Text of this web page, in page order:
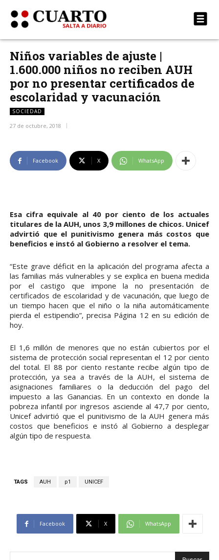
Niños variables de ajuste |
1.600.000 niños no reciben AUH
por no presentar certificados de
escolaridad y vacunación
SOCIEDAD
27 de octubre, 2018
Facebook X WhatsApp
Esa cifra equivale al 40 por ciento de los actuales
titulares de la AUH, unos 3,9 millones de chicos. Unicef
advirtió que el punitivismo genera más costos que
beneficios e instó al Gobierno a resolver el tema.
“Este grave déficit en la aplicación del programa afecta a
las familias más vulnerables y se explica en buena medida
por el castigo que impone la no presentación de
certificados de escolaridad y de vacunación, que luego de
un tiempo hacen que el niño o la niña automáticamente
pierda el estipendio”, precisa Página 12 en su edición de
hoy.
El 1,6 millón de menores que no están cubiertos por el
sistema de protección social representan el 12 por ciento
del total. El 88 por ciento restante recibe algún tipo de
protección, ya sea a través de la AUH, el sistema de
asignaciones familiares o la deducción del pago del
impuesto a las Ganancias. En un contexto en donde la
pobreza infantil por ingresos asciende al 47,7 por ciento,
Unicef advirtió que el punitivismo de la AUH genera más
costos que beneficios e instó al Gobierno a desplegar
algún tipo de respuesta.
TAGS AUH p1 UNICEF
Facebook X WhatsApp